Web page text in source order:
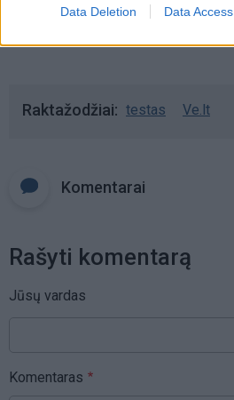
Data Deletion Data Access
Raktažodžiai testas Ve.lt
Komentarai
Rašyti komentarą
Jūsų vardas
Komentaras